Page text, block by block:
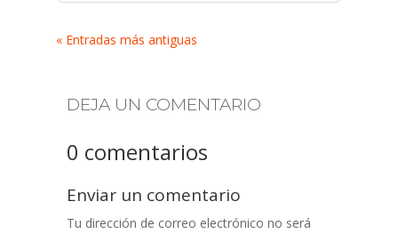
« Entradas más antiguas
DEJA UN COMENTARIO
0 comentarios
Enviar un comentario
Tu dirección de correo electrónico no será